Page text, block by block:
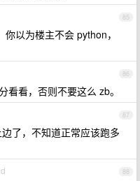
85
以为楼主不会 python，
86
看看，否则不要这么 zb。
87
了，不知道正常应该跑多
88